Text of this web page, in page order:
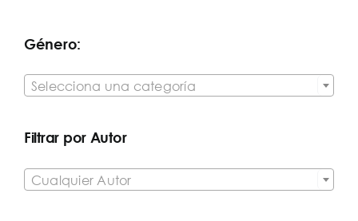
Género:
Selecciona una categoría
Filtrar por Autor
Cualquier Autor